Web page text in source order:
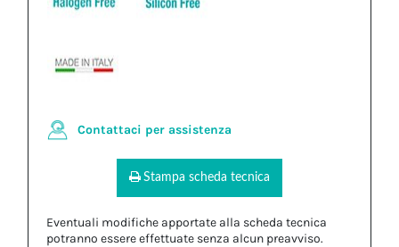
Contattaci per assistenza
Stampa scheda tecnica
Eventuali modifiche apportate alla scheda tecnica
potranno essere effettuate senza alcun preavviso.